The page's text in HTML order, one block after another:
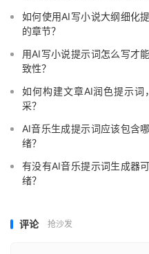
如何使用AI写小说大纲细化
的章节？
用AI写小说提示词怎么写才
致性？
如何构建文章AI润色提示
采？
AI音乐生成提示词应该包含
绪？
有没有AI音乐提示词生成器
绪？
评论 抢沙发